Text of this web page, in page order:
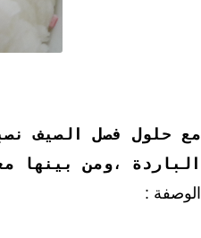
مع حلول فصل الصيف
الباردة ،ومن بينها
الوصفة :